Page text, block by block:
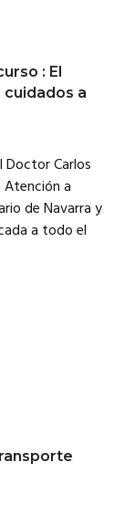
: El
a
Doctor Carlos
Atención a
de Navarra y
a todo el